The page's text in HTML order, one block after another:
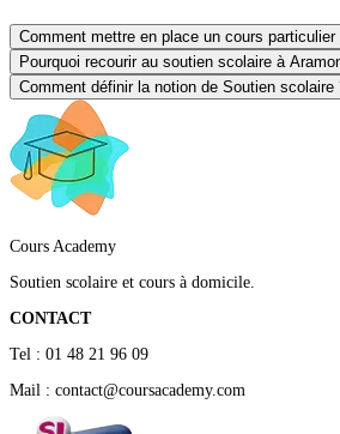
Comment mettre en place un cours particulier
Pourquoi recourir au soutien scolaire à
Comment définir la notion de Soutien scolaire
Cours Academy
Soutien scolaire et cours à domicile.
CONTACT
Tel : 01 48 21 96 09
Mail : contact@coursacademy.com